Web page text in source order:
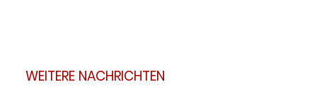
WEITERE NACHRICHTEN